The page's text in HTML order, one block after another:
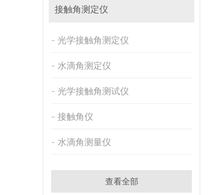
接触角测定仪
光学接触角测定仪
水滴角测定仪
光学接触角测试仪
接触角仪
水滴角测量仪
查看全部